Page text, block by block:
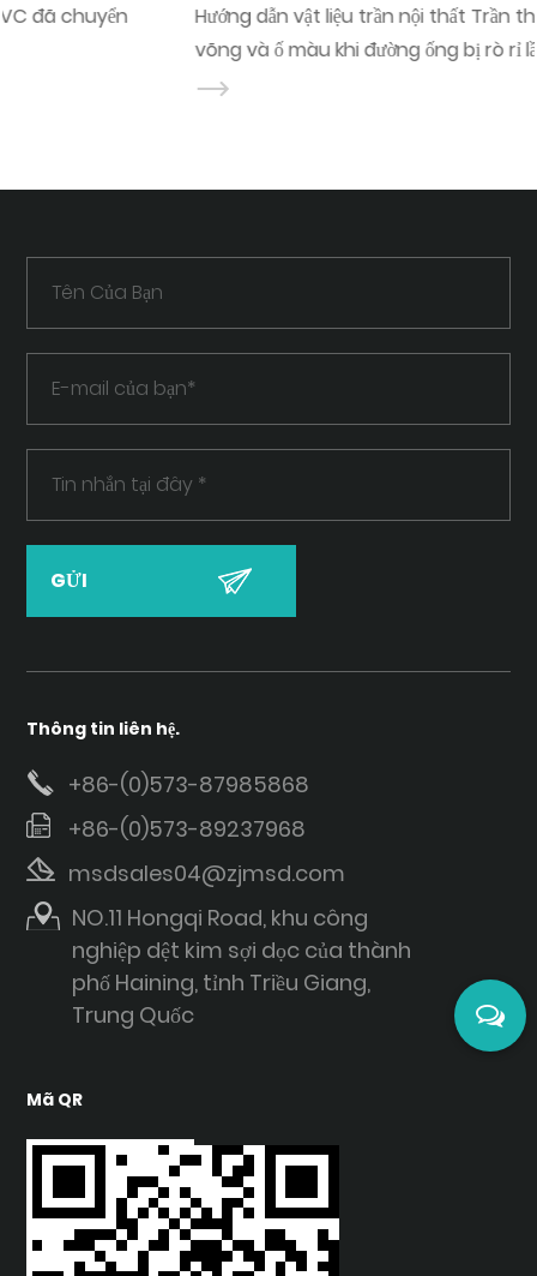
Hướng dẫn vật liệu trần nội thất Trần thạch cao bị nứt,
võng và ố màu khi đường ống bị rò rỉ lần đầ...
Thông tin liên hệ.
+86-(0)573-87985868
+86-(0)573-89237968
msdsales04@zjmsd.com
NO.11 Hongqi Road, khu công
nghiệp dệt kim sợi dọc của thành
phố Haining, tỉnh Triều Giang,
Trung Quốc
Mã QR